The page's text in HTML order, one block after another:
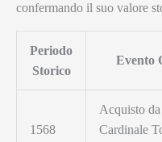
confermando il suo valore
Periodo
Storico
Evento
1568
Acquisto
Cardinale